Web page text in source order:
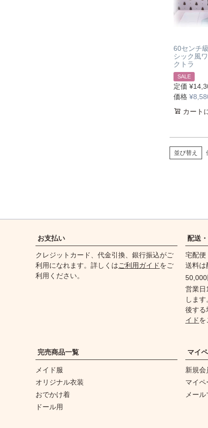
60センチ
シック風
クトラ
SALE
定価 ¥
価格 ¥
カート
並び替え
お支払い
クレジットカード、代金引換、銀行振込がご
利用になれます。詳しくはご利用ガイドをご
利用ください。
配送
宅配便
送料は
営業日
しま
後する
イドを
完売商品一覧
メイド服
オリジナル衣装
おでかけ着
ドール用
マイ
新規会
マイペ
メー